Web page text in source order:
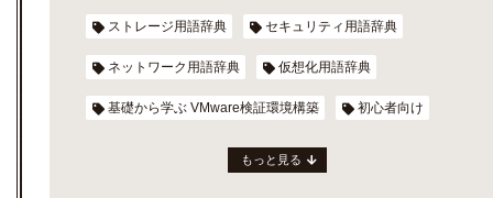
ストレージ用語辞典 セキュリティ用語辞典
ネットワーク用語辞典 仮想化用語辞典
基礎から学ぶ VMware検証環境構築 初心者向け
もっと見る